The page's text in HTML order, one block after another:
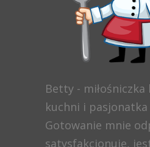
Betty -
kuchni i pasjonatka
Gotowanie mnie
satysfakcjonuje,